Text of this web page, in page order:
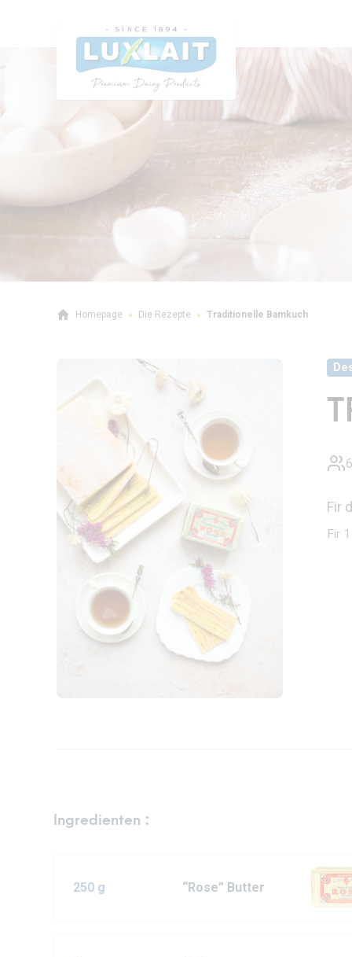
Homepage Die Rezepte Traditionelle Bamkuch
Fir
Fir
Ingredienten :
250 g “Rose” Butter